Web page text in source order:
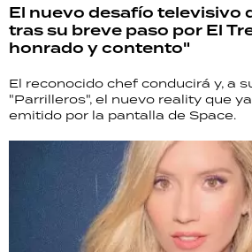
El nuevo desafío televisivo
tras su breve paso por El
honrado y contento"
El reconocido chef conducirá y, a
"Parrilleros", el nuevo reality que
emitido por la pantalla de Space.